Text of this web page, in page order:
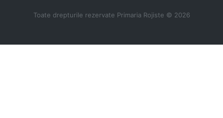
Toate drepturile rezervate Primaria Rojiste © 2026